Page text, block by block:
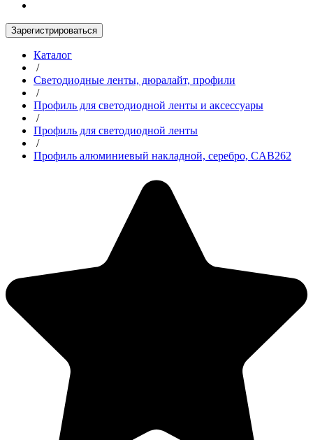
Зарегистрироваться
Каталог
/
Светодиодные ленты, дюралайт, профили
/
Профиль для светодиодной ленты и аксессуары
/
Профиль для светодиодной ленты
/
Профиль алюминиевый накладной, серебро, CAB262